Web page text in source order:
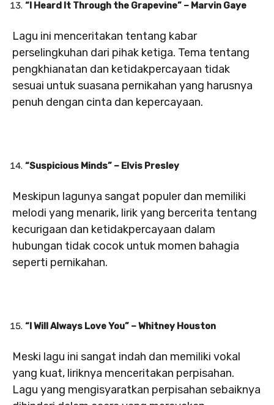
“I Heard It Through the Grapevine” – Marvin Gaye
Lagu ini menceritakan tentang kabar
perselingkuhan dari pihak ketiga. Tema tentang
pengkhianatan dan ketidakpercayaan tidak
sesuai untuk suasana pernikahan yang harusnya
penuh dengan cinta dan kepercayaan.
“Suspicious Minds” – Elvis Presley
Meskipun lagunya sangat populer dan memiliki
melodi yang menarik, lirik yang bercerita tentang
kecurigaan dan ketidakpercayaan dalam
hubungan tidak cocok untuk momen bahagia
seperti pernikahan.
“I Will Always Love You” – Whitney Houston
Meski lagu ini sangat indah dan memiliki vokal
yang kuat, liriknya menceritakan perpisahan.
Lagu yang mengisyaratkan perpisahan sebaiknya